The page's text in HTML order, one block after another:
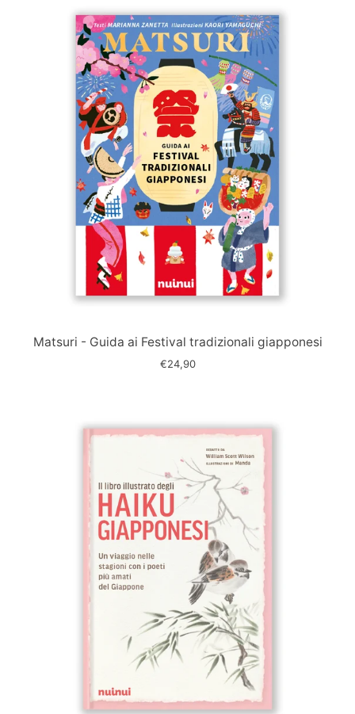
slide
Matsuri - Guida ai Festival tradizionali giapponesi
€24,90